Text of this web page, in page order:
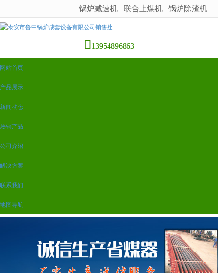
很遗憾，因您的浏览器版本过低导致无法获得最佳浏览体验，推荐下载安装谷歌浏览器！
锅炉减速机 联合上煤机 锅炉除渣机
13954896863
网站首页
产品展示
新闻动态
热销产品
公司介绍
解决方案
联系我们
地图导航